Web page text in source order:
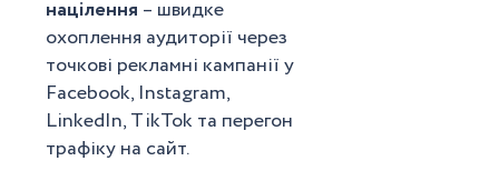
націлення – швидке
охоплення аудиторії через
точкові рекламні кампанії у
Facebook, Instagram,
LinkedIn, TikTok та перегон
трафіку на сайт.